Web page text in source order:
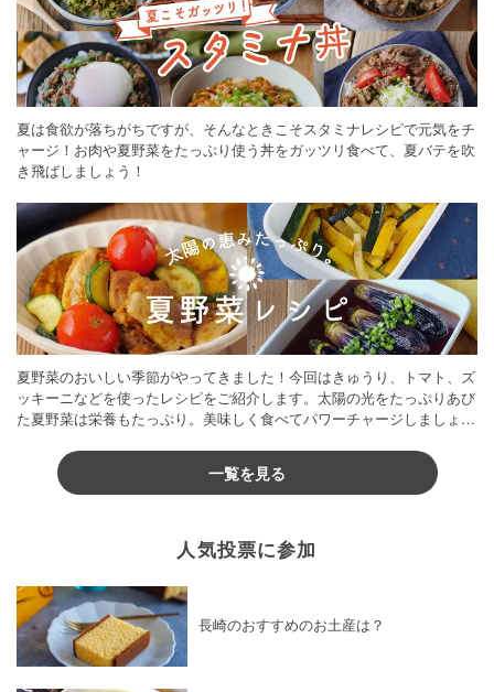
夏は食欲が落ちがちですが、そんなときこそスタミナレシピで元気をチ
ャージ！お肉や夏野菜をたっぷり使う丼をガッツリ食べて、夏バテを吹
き飛ばしましょう！
夏野菜のおいしい季節がやってきました！今回はきゅうり、トマト、ズ
ッキーニなどを使ったレシピをご紹介します。太陽の光をたっぷりあび
た夏野菜は栄養もたっぷり。美味しく食べてパワーチャージしましょう
一覧を見る
人気投票に参加
長崎のおすすめのお土産は？